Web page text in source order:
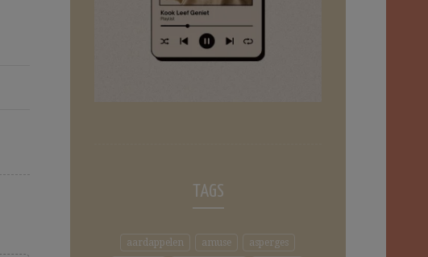
TAGS
aardappelen amuse
asperges